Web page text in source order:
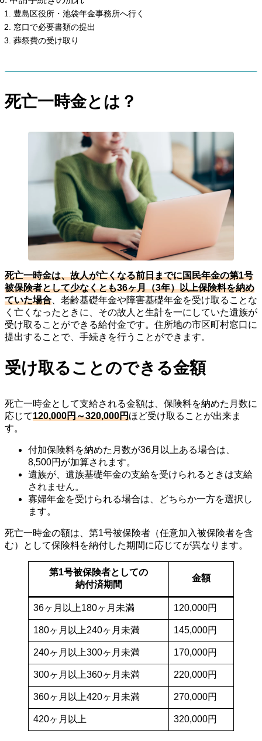
豊島区役所・池袋年金事務所へ行く
窓口で必要書類の提出
葬祭費の受け取り
死亡一時金とは？
死亡一時金は、故人が亡くなる前日までに国民年金の第1号
被保険者として少なくとも36ヶ月（3年）以上保険料を納め
ていた場合 、老齢基礎年金や障害基礎年金を受け取ることな
く亡くなったときに、その故人と生計を一にしていた遺族が
受け取ることができる給付金です。住所地の市区町村窓口に
提出することで、手続きを行うことができます。
受け取ることのできる金額
死亡一時金として支給される金額は、保険料を納めた月数に
応じて120,000円～320,000円ほど受け取ることが出来ま
す。
付加保険料を納めた月数が36月以上ある場合は、
8,500円が加算されます。
遺族が、遺族基礎年金の支給を受けられるときは支給
されません。
寡婦年金を受けられる場合は、どちらか一方を選択し
ます。
死亡一時金の額は、第1号被保険者（任意加入被保険者を含
む）として保険料を納付した期間に応じてが異なります。
第1号被保険者としての
納付済期間
金額
36ヶ月以上180ヶ月未満 120,000円
180ヶ月以上240ヶ月未満 145,000円
240ヶ月以上300ヶ月未満 170,000円
300ヶ月以上360ヶ月未満 220,000円
360ヶ月以上420ヶ月未満 270,000円
420ヶ月以上 320,000円